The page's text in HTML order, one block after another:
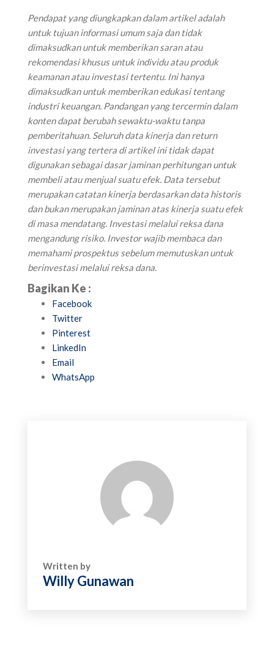
‌Pendapat yang diungkapkan dalam artikel adalah
untuk tujuan informasi umum saja dan tidak
dimaksudkan untuk memberikan saran atau
rekomendasi khusus untuk individu atau produk
keamanan atau investasi tertentu. Ini hanya
dimaksudkan untuk memberikan edukasi tentang
industri keuangan. Pandangan yang tercermin dalam
konten dapat berubah sewaktu-waktu tanpa
pemberitahuan. Seluruh data kinerja dan return
investasi yang tertera di artikel ini tidak dapat
digunakan sebagai dasar jaminan perhitungan untuk
membeli atau menjual suatu efek. Data tersebut
merupakan catatan kinerja berdasarkan data historis
dan bukan merupakan jaminan atas kinerja suatu efek
di masa mendatang. Investasi melalui reksa dana
mengandung risiko. Investor wajib membaca dan
memahami prospektus sebelum memutuskan untuk
berinvestasi melalui reksa dana.
Bagikan Ke :
Facebook
Twitter
Pinterest
LinkedIn
Email
WhatsApp
Written by
Willy Gunawan